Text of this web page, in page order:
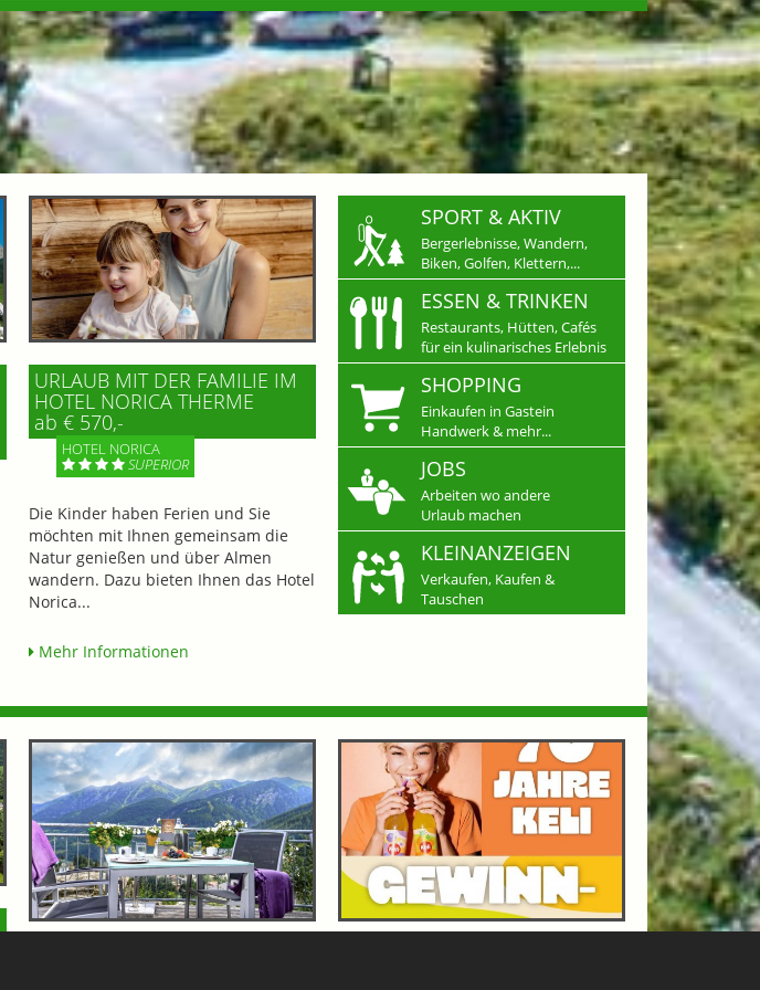
URLAUB MIT DER FAMILIE IM
HOTEL NORICA THERME
ab € 570,-
HOTEL NORICA
SUPERIOR
Die Kinder haben Ferien und Sie
möchten mit Ihnen gemeinsam die
Natur genießen und über Almen
wandern. Dazu bieten Ihnen das Hotel
Norica...
Mehr Informationen
SPORT & AKTIV
Bergerlebnisse, Wandern,
Biken, Golfen, Klettern,...
ESSEN & TRINKEN
Restaurants, Hütten, Cafés
für ein kulinarisches Erlebnis
SHOPPING
Einkaufen in Gastein
Handwerk & mehr...
JOBS
Arbeiten wo andere
Urlaub machen
KLEINANZEIGEN
Verkaufen, Kaufen &
Tauschen